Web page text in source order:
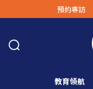
預約專訪
教育領航